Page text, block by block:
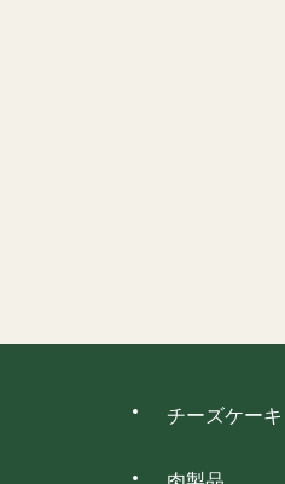
チーズケーキ